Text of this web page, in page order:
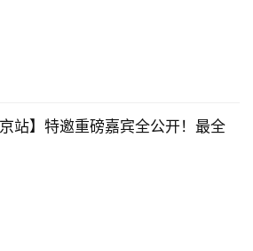
站】特邀重磅嘉宾全公开！最全